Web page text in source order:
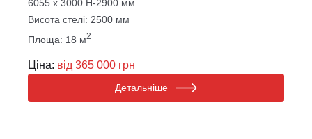
6055 х 3000 Н-2900 мм
Висота стелі: 2500 мм
Площа: 18 м2
Ціна: від 365 000 грн
Детальніше